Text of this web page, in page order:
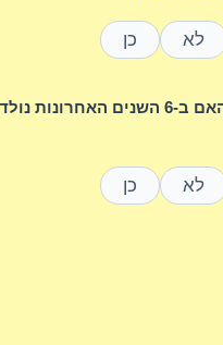
לא כן
6 השנים האחרונות נולד לך ילד/ה?
לא כן